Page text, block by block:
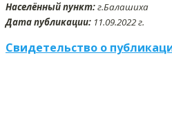
Населённый пункт:г.Балашиха
Дата публикации: 11.09.2022 г.
Свидетельство о